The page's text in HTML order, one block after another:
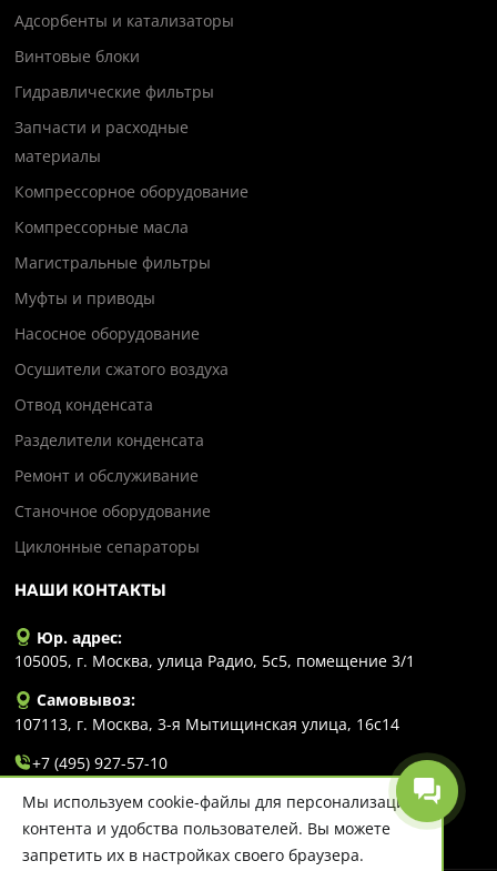
Адсорбенты и катализаторы
Винтовые блоки
Гидравлические фильтры
Запчасти и расходные
материалы
Компрессорное оборудование
Компрессорные масла
Магистральные фильтры
Муфты и приводы
Насосное оборудование
Осушители сжатого воздуха
Отвод конденсата
Разделители конденсата
Ремонт и обслуживание
Станочное оборудование
Циклонные сепараторы
НАШИ КОНТАКТЫ
Юр. адрес:
105005, г. Москва, улица Радио, 5с5, помещение 3/1
Самовывоз:
107113, г. Москва, 3-я Мытищинская улица, 16с14
+7 (495) 927-57-10
info@evlart.ru
Мы используем cookie-файлы для персонализации
контента и удобства пользователей. Вы можете
запретить их в настройках своего браузера.